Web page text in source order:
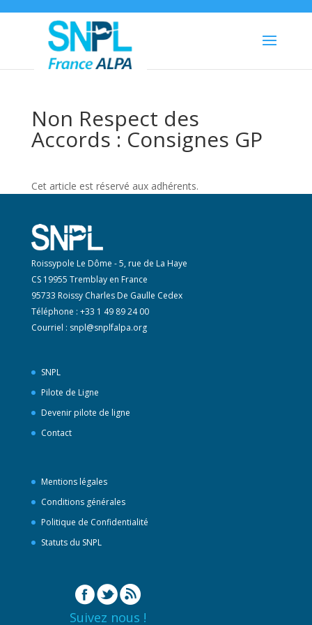
Non Respect des
Accords : Consignes GP
Cet article est réservé aux adhérents.
Roissypole Le Dôme - 5, rue de La Haye
CS 19955 Tremblay en France
95733 Roissy Charles De Gaulle Cedex
Téléphone : +33 1 49 89 24 00
Courriel : snpl@snplfalpa.org
SNPL
Pilote de Ligne
Devenir pilote de ligne
Contact
Mentions légales
Conditions générales
Politique de Confidentialité
Statuts du SNPL
Suivez nous !